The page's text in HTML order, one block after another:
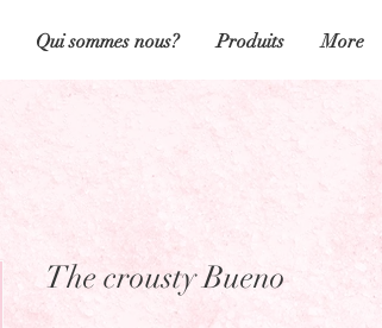
Qui sommes nous? Produits More
The crousty Bueno